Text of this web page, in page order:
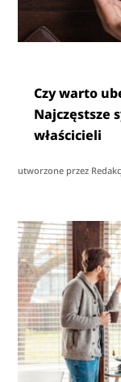
Czy warto
Najczęstsze
właścicieli
utworzone przez